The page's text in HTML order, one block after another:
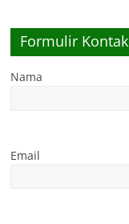
Formulir Kontak
Nama
Email